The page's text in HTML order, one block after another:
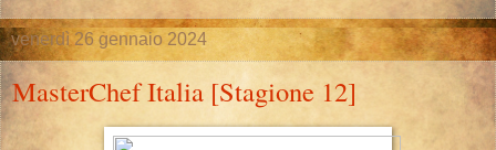
venerdì 26 gennaio 2024
MasterChef Italia [Stagione 12]